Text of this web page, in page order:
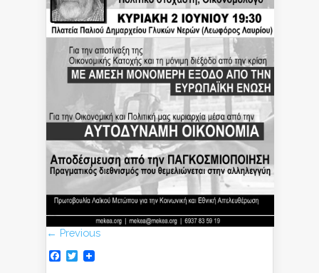
← Previous
Facebook
Twitter